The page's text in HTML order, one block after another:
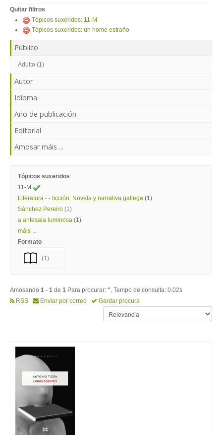
Quitar filtros
Tópicos suxeridos: 11-M
Tópicos suxeridos: un home estraño
Público
Adulto (1)
Autor
Idioma
Ano de publicación
Editorial
Amosar máis ...
Tópicos suxeridos
11-M
Literatura - - ficción. Novela y narrativa gallega (1)
Sánchez Pereiro (1)
a antesala luminosa (1)
máis ...
Formato
(1)
Amosando 1 - 1 de 1 Para procurar: '', Tempo de consulta: 0.02s
RSS
Enviar por correo Gardar procura